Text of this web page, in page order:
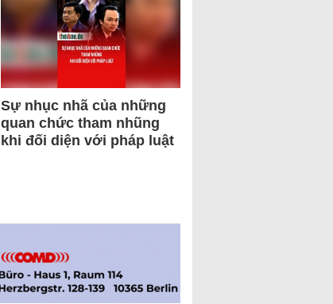
Sự nhục nhã của những
quan chức tham nhũng
khi đối diện với pháp luật